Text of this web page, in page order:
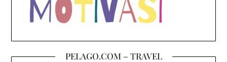
PELAGO.COM – TRAVEL